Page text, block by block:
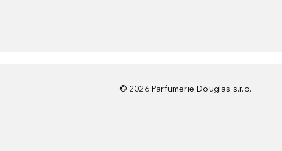
© 2026 Parfumerie Douglas s.r.o.